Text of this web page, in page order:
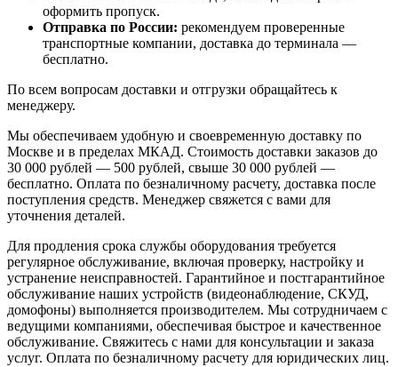
оформить пропуск.
Отправка по России: рекомендуем проверенные
транспортные компании, доставка до терминала —
бесплатно.
По всем вопросам доставки и отгрузки обращайтесь к
менеджеру.
Мы обеспечиваем удобную и своевременную доставку по
Москве и в пределах МКАД. Стоимость доставки заказов до
30 000 рублей — 500 рублей, свыше 30 000 рублей —
бесплатно. Оплата по безналичному расчету, доставка после
поступления средств. Менеджер свяжется с вами для
уточнения деталей.
Для продления срока службы оборудования требуется
регулярное обслуживание, включая проверку, настройку и
устранение неисправностей. Гарантийное и постгарантийное
обслуживание наших устройств (видеонаблюдение, СКУД,
домофоны) выполняется производителем. Мы сотрудничаем с
ведущими компаниями, обеспечивая быстрое и качественное
обслуживание. Свяжитесь с нами для консультации и заказа
услуг. Оплата по безналичному расчету для юридических лиц.